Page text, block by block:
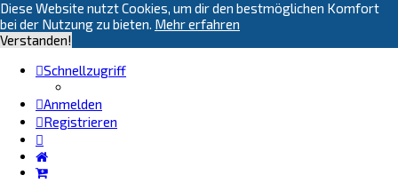
Diese Website nutzt Cookies, um dir den bestmöglichen Komfort
bei der Nutzung zu bieten. Mehr erfahren
Verstanden!
Schnellzugriff
Anmelden
Registrieren